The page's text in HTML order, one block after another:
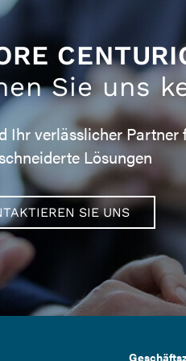
Sie uns
Ihr verlässlicher Partner
Lösungen
SIE UNS